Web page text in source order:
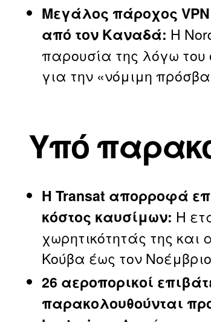
Μεγάλος πάροχος
από τον Καναδά: Η
παρουσία της λόγω του
για την «νόμιμη
Υπό
Η Transat απορροφά
κόστος καυσίμων: Η
χωρητικότητάς της και
Κούβα έως τον
26 αεροπορικοί
παρακολουθούνται